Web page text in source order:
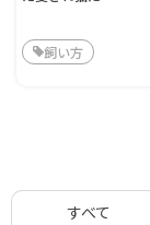
飼い方
すべて